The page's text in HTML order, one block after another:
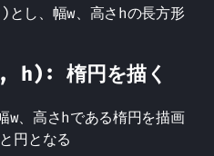
し、幅w、高さhの長方形
楕円を描く
、高さhである楕円を描画
円となる